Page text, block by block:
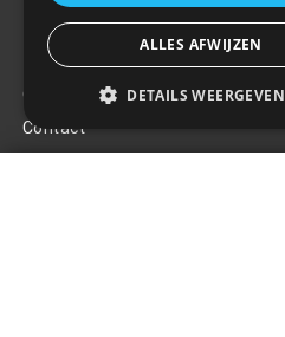
Klantenservice
Over ons
Contact
ALLES AFWIJZEN
DETAILS WEERGEVEN